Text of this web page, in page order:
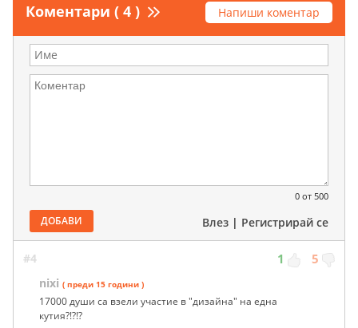
Коментари ( 4 ) Напиши коментар
0 от 500
ДОБАВИ Влез | Регистрирай се
#4 1 5
nixi ( преди 15 години )
17000 души са взели участие в "дизайна" на една
кутия?!?!?